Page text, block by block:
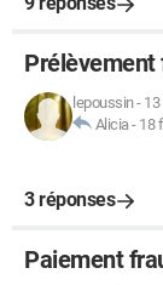
lepoussin- 13
Alicia- 18
3 réponses
Paiement